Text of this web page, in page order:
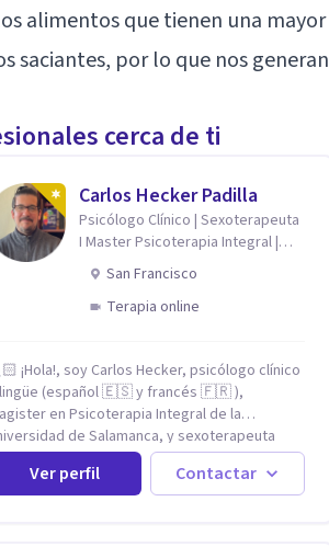
alimentos que tienen una mayor
saciantes, por lo que nos generan
cerca de ti
Carlos Hecker Padilla
Psicólogo Clínico | Sexoterapeuta
I Master Psicoterapia Integral |
Terapeuta de Pareja
San Francisco
Terapia online
¡Hola!, soy Carlos Hecker, psicólogo clínico
(español 🇪🇸 y francés 🇫🇷 ),
en Psicoterapia Integral de la
de Salamanca, y sexoterapeuta
en Francia. Trabajo con personas
sienten que algo en su vida dejó de calzar:
que se desborda, tristeza que no se
Ver perfil Contactar